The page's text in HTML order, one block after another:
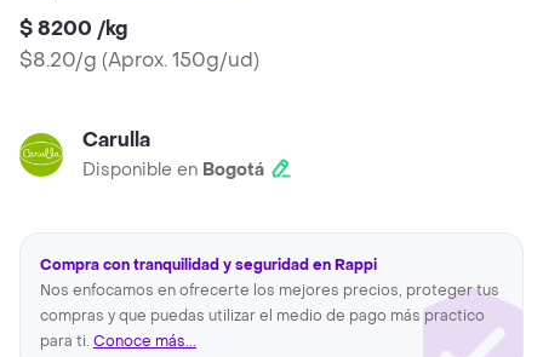
$ 8200 /kg
$8.20/g (Aprox. 150g/ud)
Carulla
Disponible en Bogotá
Compra con tranquilidad y seguridad en Rappi
Nos enfocamos en ofrecerte los mejores precios, proteger tus
compras y que puedas utilizar el medio de pago más practico
para ti. Conoce más...